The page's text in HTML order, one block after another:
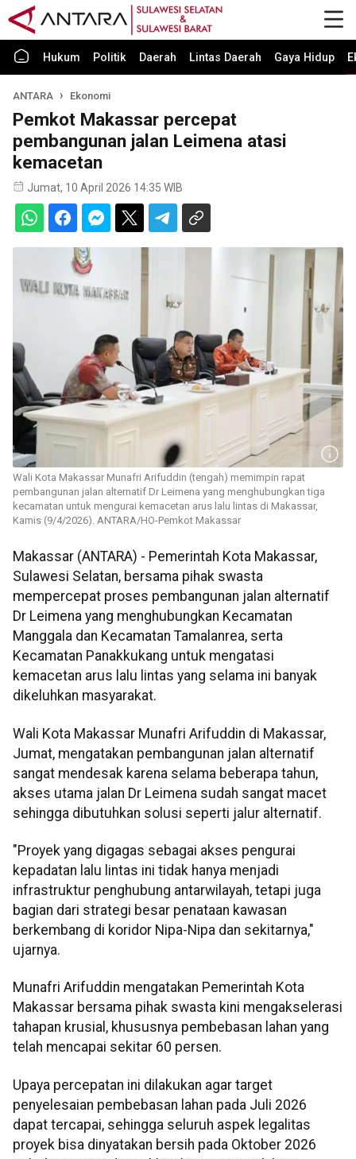
Hukum Politik Daerah Lintas Daerah Gaya Hidup
ANTARA Ekonomi
Pemkot Makassar percepat
pembangunan jalan Leimena atasi
kemacetan
Jumat, 10 April 2026 14:35 WIB
Wali Kota Makassar Munafri Arifuddin (tengah) memimpin rapat
pembangunan jalan alternatif Dr Leimena yang menghubungkan tiga
kecamatan untuk mengurai kemacetan arus lalu lintas di Makassar,
Kamis (9/4/2026). ANTARA/HO-Pemkot Makassar
Makassar (ANTARA) - Pemerintah Kota Makassar,
Sulawesi Selatan, bersama pihak swasta
mempercepat proses pembangunan jalan alternatif
Dr Leimena yang menghubungkan Kecamatan
Manggala dan Kecamatan Tamalanrea, serta
Kecamatan Panakkukang untuk mengatasi
kemacetan arus lalu lintas yang selama ini banyak
dikeluhkan masyarakat.
Wali Kota Makassar Munafri Arifuddin di Makassar,
Jumat, mengatakan pembangunan jalan alternatif
sangat mendesak karena selama beberapa tahun,
akses utama jalan Dr Leimena sudah sangat macet
sehingga dibutuhkan solusi seperti jalur alternatif.
"Proyek yang digagas sebagai akses pengurai
kepadatan lalu lintas ini tidak hanya menjadi
infrastruktur penghubung antarwilayah, tetapi juga
bagian dari strategi besar penataan kawasan
berkembang di koridor Nipa-Nipa dan sekitarnya,"
ujarnya.
Munafri Arifuddin mengatakan Pemerintah Kota
Makassar bersama pihak swasta kini mengakselerasi
tahapan krusial, khususnya pembebasan lahan yang
telah mencapai sekitar 60 persen.
Upaya percepatan ini dilakukan agar target
penyelesaian pembebasan lahan pada Juli 2026
dapat tercapai, sehingga seluruh aspek legalitas
proyek bisa dinyatakan bersih pada Oktober 2026